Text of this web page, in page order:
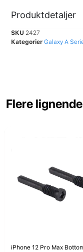
Produktdetaljer
SKU 2427
Kategorier Galaxy A
Flere
iPhone 12 Pro Max